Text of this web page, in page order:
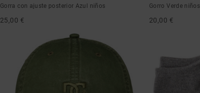
Gorra con ajuste posterior Azul niños
25,00 €
Gorro Verde niños
20,00 €